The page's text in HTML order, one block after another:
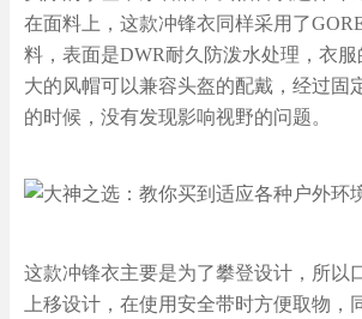
在面料上，这款冲锋衣同样采用了
料，表面是DWR耐久防泼水处理，衣
大的风帽可以兼容头盔的配戴，经过固
的时候，没有发现影响视野的问题。
这款冲锋衣主要是为了攀登设计，所以
上移设计，在使用安全带时方便取物，